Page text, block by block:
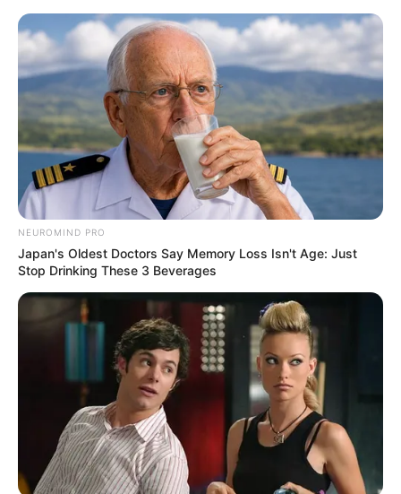
au
contenu AU PETIT PARIEUR
Pronostic Gratuit du Tiercé Quinté PMU du jour
Menu
CRITERIUM DES 5 ANS PRONOSTIC
QUINTE PMU 14-09-2024
NEUROMIND PRO
Japan's Oldest Doctors Say Memory Loss Isn't Age: Just
Stop Drinking These 3 Beverages